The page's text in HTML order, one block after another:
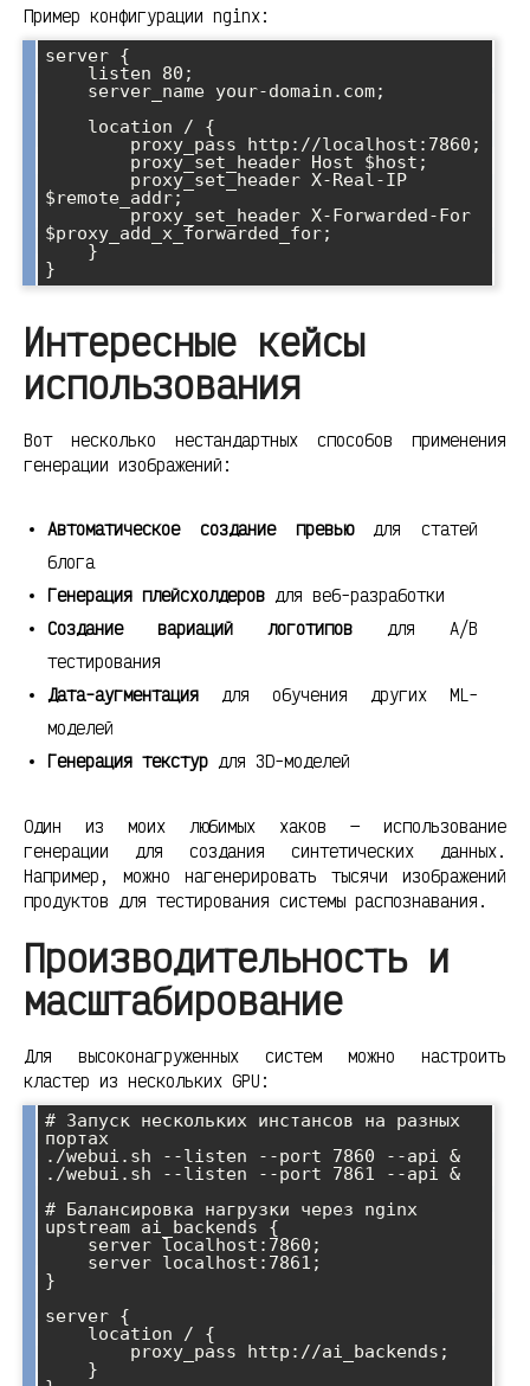
Пример конфигурации nginx:
server {
$remote_addr;
        proxy_set_header X-Forwarded-For
$proxy_add_x_forwarded_for;
Интересные кейсы
использования
Вот несколько нестандартных способов применения
генерации изображений:
Автоматическое создание превьюдля статей
блога
Генерация плейсхолдеров для веб-разработки
Создание вариаций логотиповдля A/B
тестирования
Дата-аугментация для обучения других ML-
моделей
Генерация текстур для 3D-моделей
Один из моих любимых хаков — использование
генерации для создания синтетических данных.
Например, можно нагенерировать тысячи изображений
продуктов для тестирования системы распознавания.
Производительность и
масштабирование
Для высоконагруженных систем можно настроить
кластер из нескольких GPU:
# Запуск нескольких инстансов на разных
портах
./webui.sh --listen --port 7860 --api &
./webui.sh --listen --port 7861 --api &
# Балансировка нагрузки через nginx
upstream ai_backends {
}
server {